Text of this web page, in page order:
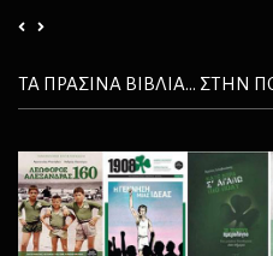
ΤΑ ΠΡΑΣΙΝΑ ΒΙΒΛΙΑ... ΣΤΗΝ